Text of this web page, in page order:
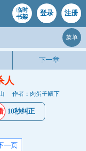
临时
书架
登录 注册
菜单
下一章
人
作者：肉蛋子殿下
10秒纠正
—页